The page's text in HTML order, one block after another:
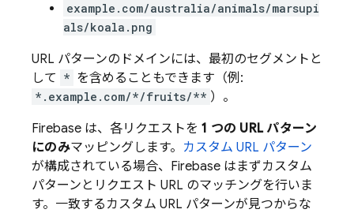
example.com/australia/animals/marsupi
als/koala.png
URL パターンのドメインには、最初のセグメントと
して * を含めることもできます（例:
*.example.com/*/fruits/** ）。
Firebase は、各リクエストを 1 つの URL パターン
にのみマッピングします。 カスタム URL パターン
が構成されている場合、Firebase はまずカスタム
パターンとリクエスト URL のマッチングを行いま
す。一致するカスタム URL パターンが見つからな